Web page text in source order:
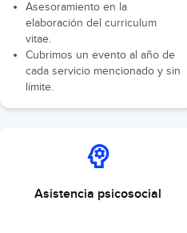
Asesoramiento en la
elaboración del curriculum
vitae.
Cubrimos un evento al año de
cada servicio mencionado y sin
límite.
Asistencia psicosocial